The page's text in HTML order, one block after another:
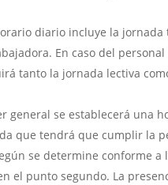
diario incluye la jornada
En caso del personal
tanto la jornada lectiva
general se establecerá una
que tendrá que cumplir la
se determine conforme a
el punto segundo. La